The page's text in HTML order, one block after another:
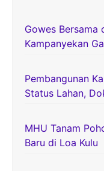
Gowes Bersama
Kampanyekan
Pembangunan
Status Lahan,
MHU Tanam
Baru di Loa Kulu